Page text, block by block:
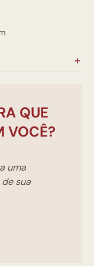
QUE
VOCÊ?
uma
sua